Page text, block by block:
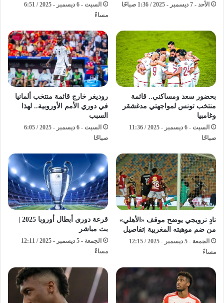
الأحد - 7 ديسمبر - 2025 / 1:36 صباحًا
السبت - 6 ديسمبر - 2025 / 6:51
مساءً
بحضور سعد ومساكني.. قائمة
منتخب تونس لمواجهتي مدغشقر
وغامبيا
السبت - 6 ديسمبر - 2025 / 11:36
صباحًا
روديغر خارج قائمة منتخب ألمانيا
في دوري الأمم الأوروبية.. لهذا
السبب
السبت - 6 ديسمبر - 2025 / 6:05
صباحًا
نادٍ نرويجي يوضح موقف «الأهلي»
من ضم موهبته المغربية |تفاصيل
الجمعة - 5 ديسمبر - 2025 / 12:15
مساءً
بث مباشر
الجمعة - 5 ديسمبر - 2025 / 12:11
مساءً